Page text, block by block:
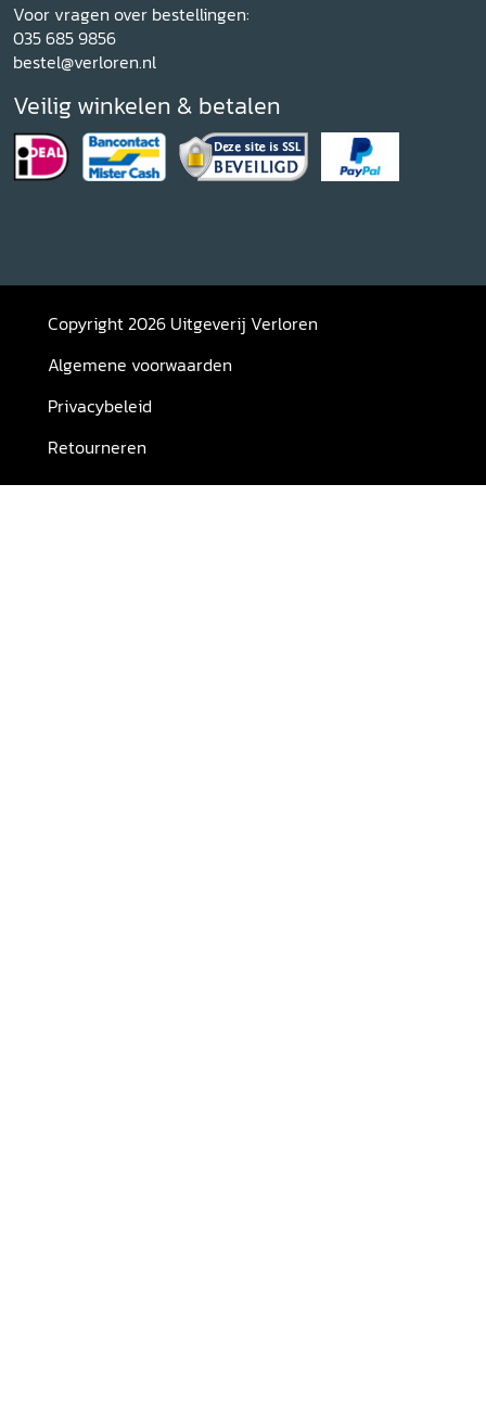
Voor vragen over bestellingen:
035 685 9856
bestel@verloren.nl
Veilig winkelen & betalen
Copyright 2026 Uitgeverij Verloren
Algemene voorwaarden
Privacybeleid
Retourneren